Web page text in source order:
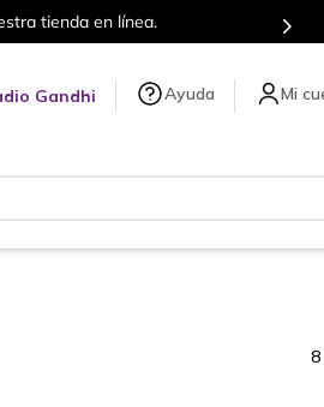
tienda en línea.
Gandhi Ayuda
8